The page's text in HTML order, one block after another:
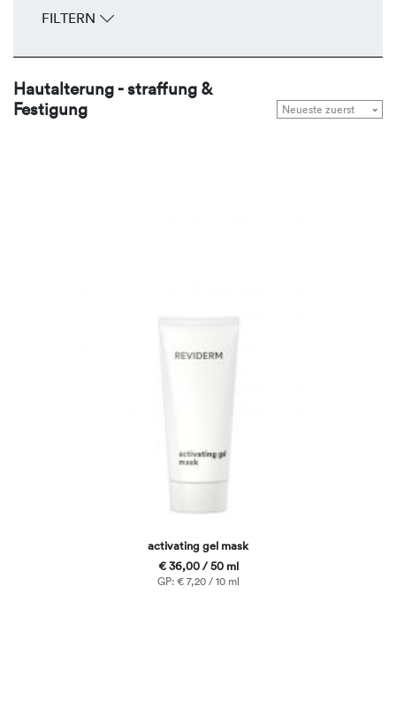
Elastizitäts- und Konturverlust sowie Hautverfärbungen
Regenerationsmechanismen anregen, die hauteigene
Kollagenproduktion stimulieren, Falten korrigieren, die
FILTERN
Hautalterung - straffung &
Festigung
activating gel mask
€ 36,00 / 50 ml
GP: € 7,20 / 10 ml